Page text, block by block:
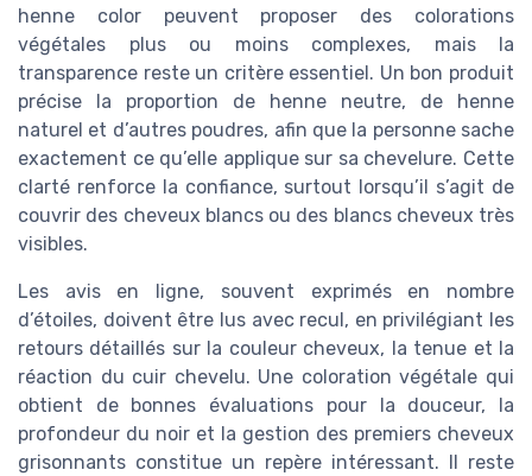
henne color peuvent proposer des colorations
végétales plus ou moins complexes, mais la
transparence reste un critère essentiel. Un bon produit
précise la proportion de henne neutre, de henne
naturel et d’autres poudres, afin que la personne sache
exactement ce qu’elle applique sur sa chevelure. Cette
clarté renforce la confiance, surtout lorsqu’il s’agit de
couvrir des cheveux blancs ou des blancs cheveux très
visibles.
Les avis en ligne, souvent exprimés en nombre
d’étoiles, doivent être lus avec recul, en privilégiant les
retours détaillés sur la couleur cheveux, la tenue et la
réaction du cuir chevelu. Une coloration végétale qui
obtient de bonnes évaluations pour la douceur, la
profondeur du noir et la gestion des premiers cheveux
grisonnants constitue un repère intéressant. Il reste